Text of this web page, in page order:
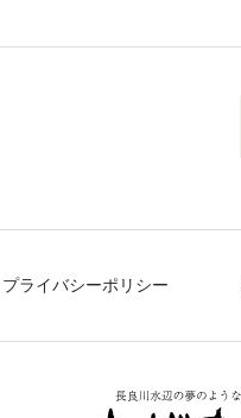
プライバシーポリシー